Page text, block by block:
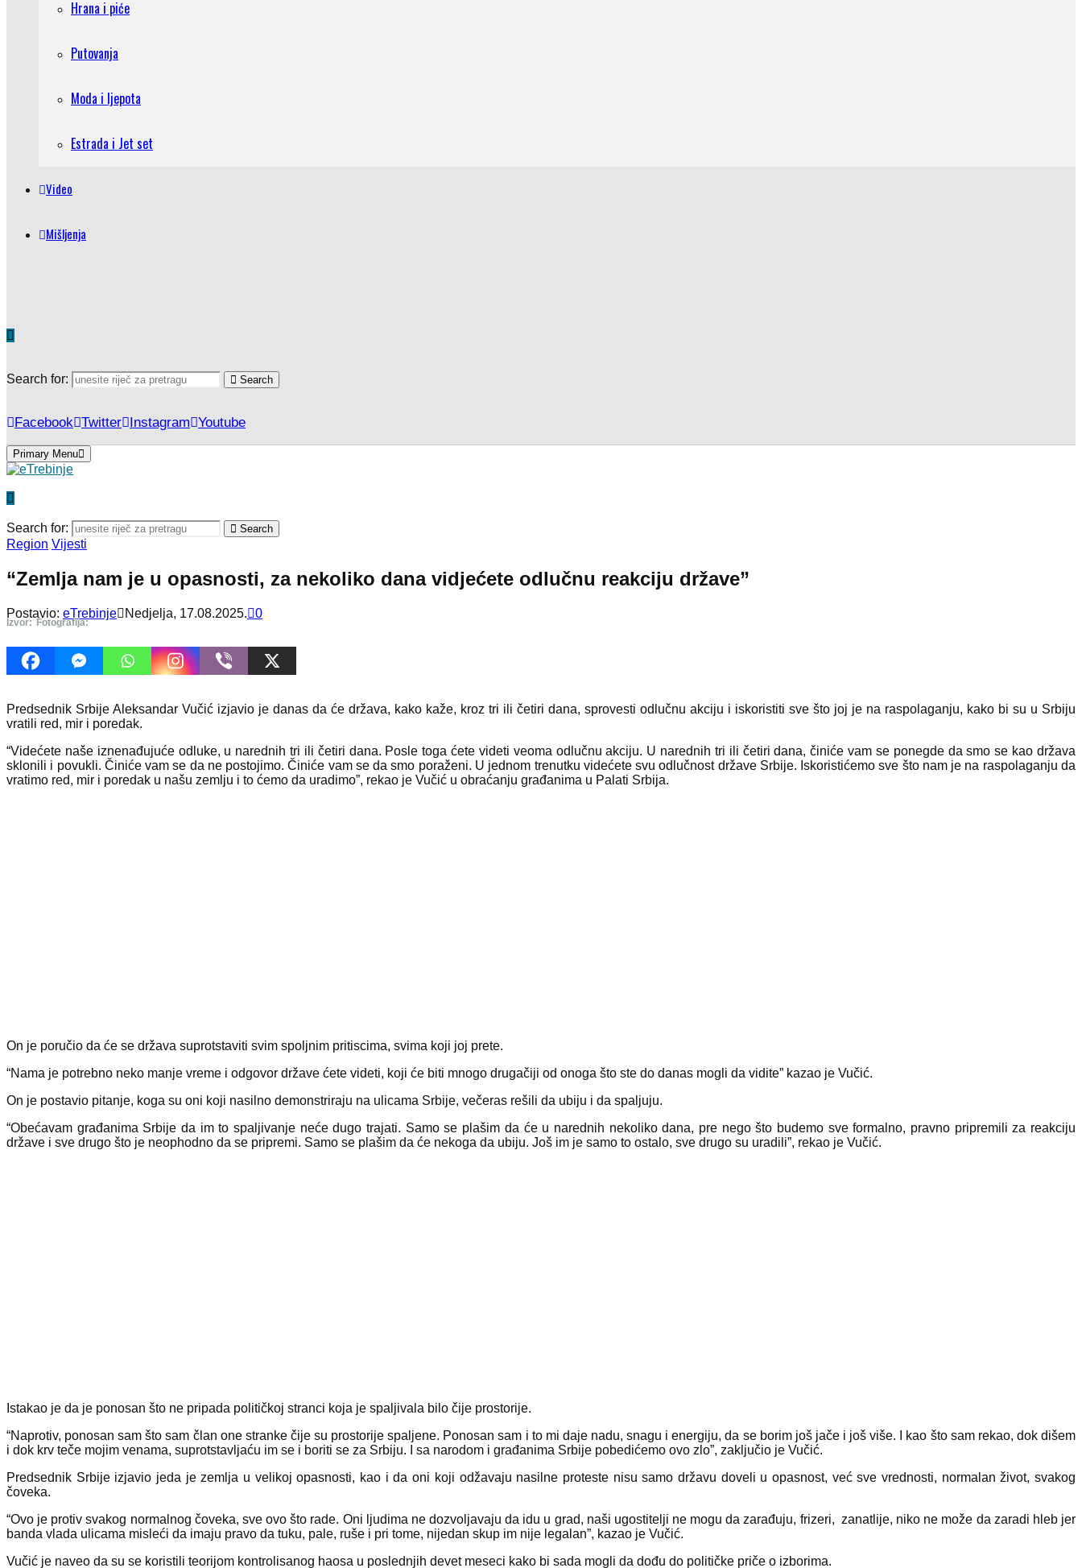
Hrana i piće
Putovanja
Moda i ljepota
Estrada i Jet set
Video
Mišljenja
Search for: Search
Facebook Twitter Instagram Youtube
Primary Menu
Search for: Search
Region Vijesti
“Zemlja nam je u opasnosti, za nekoliko dana vidjećete odlučnu reakciju države”
Postavio: eTrebinje Nedjelja, 17.08.2025. 0
Izvor: Fotografija:
Predsednik Srbije Aleksandar Vučić izjavio je danas da će država, kako kaže, kroz tri ili četiri dana, sprovesti odlučnu akciju i iskoristiti sve što joj je na raspolaganju, kako bi su u Srbiju
vratili red, mir i poredak.
“Videćete naše iznenađujuće odluke, u narednih tri ili četiri dana. Posle toga ćete videti veoma odlučnu akciju. U narednih tri ili četiri dana, činiće vam se ponegde da smo se kao država
sklonili i povukli. Činiće vam se da ne postojimo. Činiće vam se da smo poraženi. U jednom trenutku videćete svu odlučnost države Srbije. Iskoristićemo sve što nam je na raspolaganju da
vratimo red, mir i poredak u našu zemlju i to ćemo da uradimo”, rekao je Vučić u obraćanju građanima u Palati Srbija.
On je poručio da će se država suprotstaviti svim spoljnim pritiscima, svima koji joj prete.
“Nama je potrebno neko manje vreme i odgovor države ćete videti, koji će biti mnogo drugačiji od onoga što ste do danas mogli da vidite” kazao je Vučić.
On je postavio pitanje, koga su oni koji nasilno demonstriraju na ulicama Srbije, večeras rešili da ubiju i da spaljuju.
“Obećavam građanima Srbije da im to spaljivanje neće dugo trajati. Samo se plašim da će u narednih nekoliko dana, pre nego što budemo sve formalno, pravno pripremili za reakciju
države i sve drugo što je neophodno da se pripremi. Samo se plašim da će nekoga da ubiju. Još im je samo to ostalo, sve drugo su uradili”, rekao je Vučić.
Istakao je da je ponosan što ne pripada političkoj stranci koja je spaljivala bilo čije prostorije.
“Naprotiv, ponosan sam što sam član one stranke čije su prostorije spaljene. Ponosan sam i to mi daje nadu, snagu i energiju, da se borim još jače i još više. I kao što sam rekao, dok dišem
i dok krv teče mojim venama, suprotstavljaću im se i boriti se za Srbiju. I sa narodom i građanima Srbije pobedićemo ovo zlo”, zaključio je Vučić.
Predsednik Srbije izjavio jeda je zemlja u velikoj opasnosti, kao i da oni koji odžavaju nasilne proteste nisu samo državu doveli u opasnost, već sve vrednosti, normalan život, svakog
čoveka.
“Ovo je protiv svakog normalnog čoveka, sve ovo što rade. Oni ljudima ne dozvoljavaju da idu u grad, naši ugostitelji ne mogu da zarađuju, frizeri, zanatlije, niko ne može da zaradi hleb jer
banda vlada ulicama misleći da imaju pravo da tuku, pale, ruše i pri tome, nijedan skup im nije legalan”, kazao je Vučić.
Vučić je naveo da su se koristili teorijom kontrolisanog haosa u poslednjih devet meseci kako bi sada mogli da dođu do političke priče o izborima.